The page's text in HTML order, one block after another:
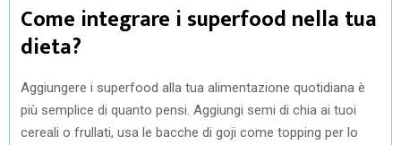
Come integrare i superfood nella tua
dieta?
Aggiungere i superfood alla tua alimentazione quotidiana è
più semplice di quanto pensi. Aggiungi semi di chia ai tuoi
cereali o frullati, usa le bacche di goji come topping per lo